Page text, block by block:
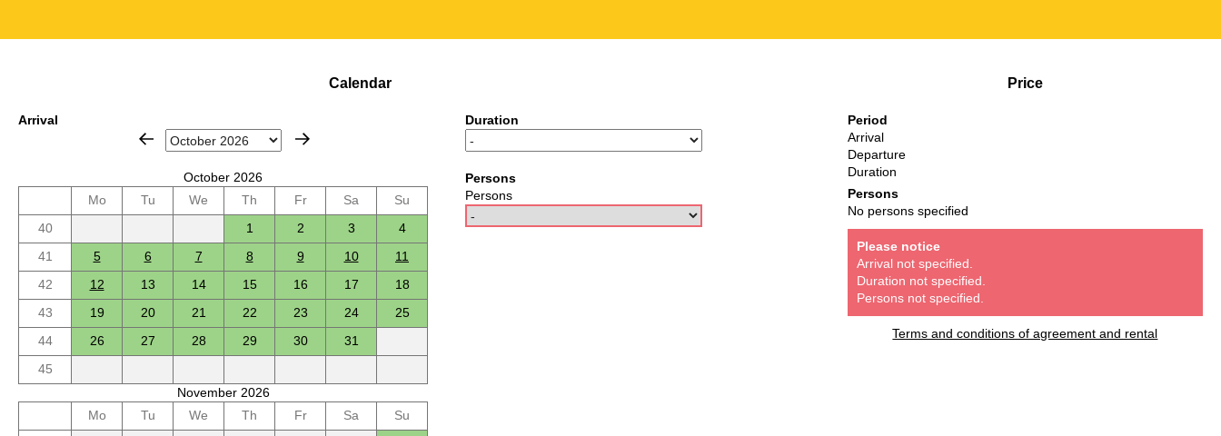
Calendar
Arrival
October 2026
Mo
Tu We Th Fr Sa
Su
40
1 2 3
4
41
5 6 7 8 9 10
11
42
12 13 14 15 16 17
18
43
19 20 21 22 23 24
25
44
26 27 28 29 30
31
45
November 2026
Mo
Tu We Th Fr Sa Su
Duration
Persons
Persons
Price
Period
Arrival
Departure
Duration
Persons
No persons specified
Please notice
Arrival not specified.
Duration not specified.
Persons not specified.
Terms and conditions of agreement and rental